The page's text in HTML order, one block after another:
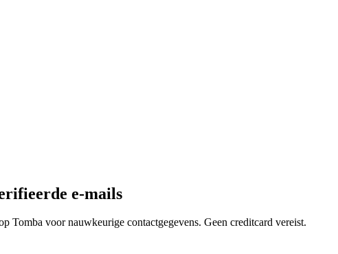
e-mails
Tomba voor nauwkeurige contactgegevens. Geen creditcard vereist.